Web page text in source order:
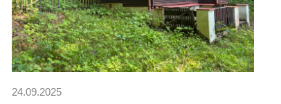
24.09.2025